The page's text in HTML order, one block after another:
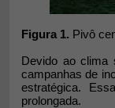
Figura 1. Pivô
Devido ao clima
campanhas de
estratégica.
prolongada.